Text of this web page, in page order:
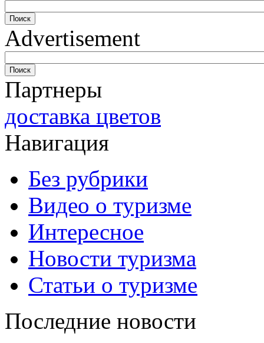
Advertisement
Партнеры
доставка цветов
Навигация
Без рубрики
Видео о туризме
Интересное
Новости туризма
Статьи о туризме
Последние новости